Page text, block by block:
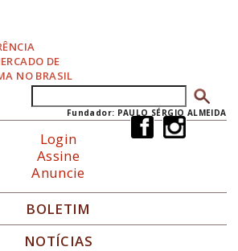
DE
NO BRASIL
Formulário de busca
Fundador: PAULO SÉRGIO ALMEIDA
Login
Assine
Anuncie
BOLETIM
NOTÍCIAS